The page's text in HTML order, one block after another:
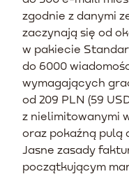
zgodnie z danymi
zaczynają się od
w pakiecie
do 6000
wymagających
od 209 PLN (59
z nielimitowanymi
oraz pokaźną pulą
Jasne zasady
początkującym